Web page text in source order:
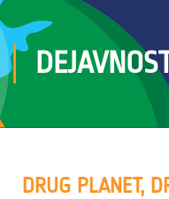
DRUG PLANET,